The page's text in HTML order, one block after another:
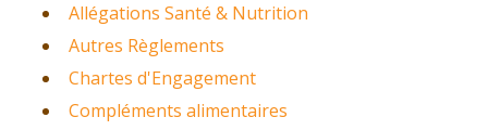
Allégations Santé & Nutrition
Autres Règlements
Chartes d'Engagement
Compléments alimentaires